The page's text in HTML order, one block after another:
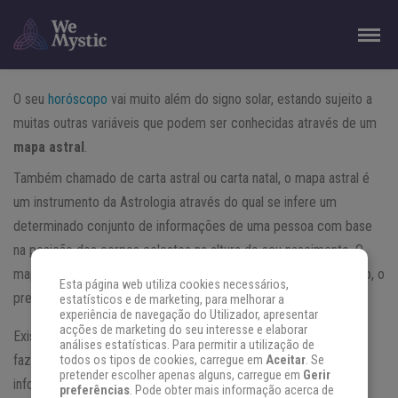
O seu horóscopo vai muito além do signo solar, estando sujeito a
muitas outras variáveis que podem ser conhecidas através de um
mapa astral.
Também chamado de carta astral ou carta natal, o mapa astral é
um instrumento da Astrologia através do qual se infere um
determinado conjunto de informações de uma pessoa com base
na posição dos corpos celestes na altura do seu nascimento. O
mapa astral fornece várias interpretações úteis sobre o passado, o
presente e o futuro e com ele são feitas
Existem atualmentemuitos sites e programaspara saber como
fazer mapa astral. Alguns são confiáveis, outros nem tanto. A
informação é dada da forma automática com base em alguns
Esta página web utiliza cookies necessários,
estatísticos e de marketing, para melhorar a
experiência de navegação do Utilizador, apresentar
acções de marketing do seu interesse e elaborar
análises estatísticas. Para permitir a utilização de
todos os tipos de cookies, carregue em Aceitar. Se
pretender escolher apenas alguns, carregue em Gerir
preferências. Pode obter mais informação acerca de